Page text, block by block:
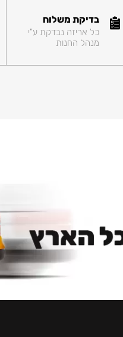
בדיקת משלוח
כל אריזה נבדקת ע"י
מנהל החנות